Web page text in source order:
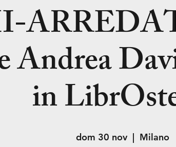
Andrea
in
dom 30 nov
  |
Milano